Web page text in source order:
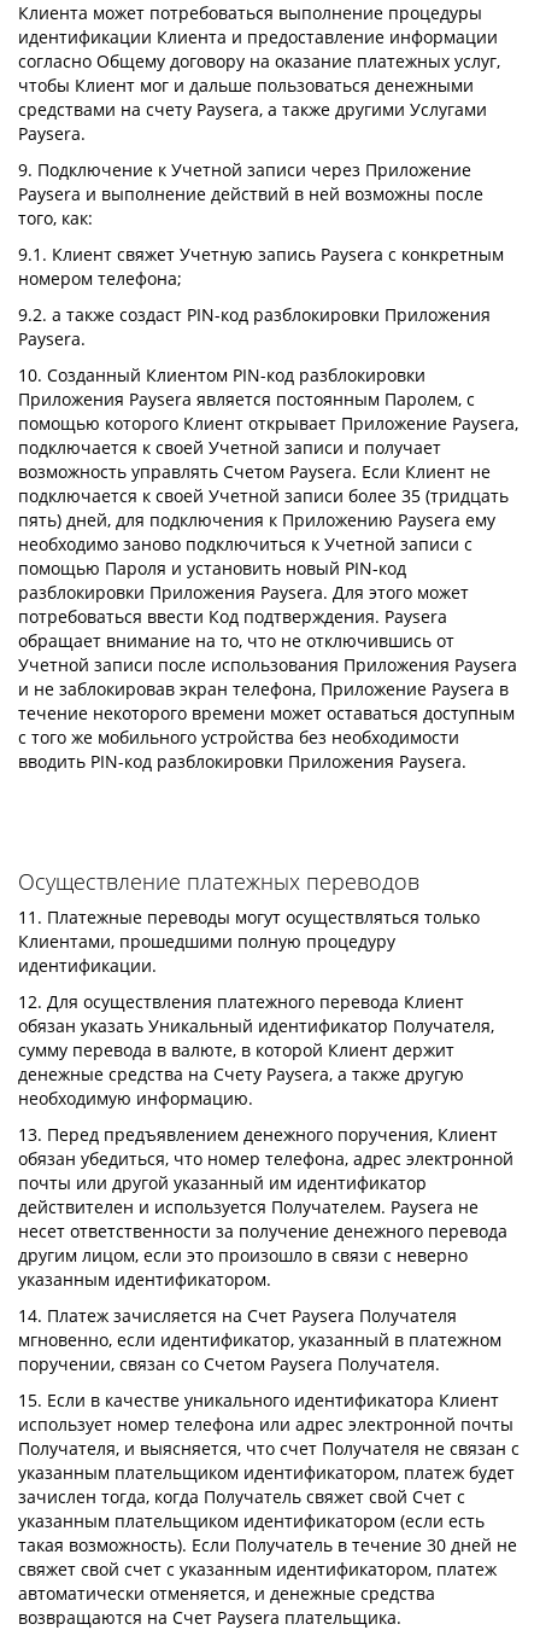
Клиента может потребоваться выполнение процедуры
идентификации Клиента и предоставление информации
согласно Общему договору на оказание платежных услуг,
чтобы Клиент мог и дальше пользоваться денежными
средствами на счету Paysera, а также другими Услугами
Paysera.
9. Подключение к Учетной записи через Приложение
Paysera и выполнение действий в ней возможны после
того, как:
9.1. Клиент свяжет Учетную запись Paysera с конкретным
номером телефона;
9.2. а также создаст PIN-код разблокировки Приложения
Paysera.
10. Созданный Клиентом PIN-код разблокировки
Приложения Paysera является постоянным Паролем, с
помощью которого Клиент открывает Приложение Paysera,
подключается к своей Учетной записи и получает
возможность управлять Счетом Paysera. Если Клиент не
подключается к своей Учетной записи более 35 (тридцать
пять) дней, для подключения к Приложению Paysera ему
необходимо заново подключиться к Учетной записи с
помощью Пароля и установить новый PIN-код
разблокировки Приложения Paysera. Для этого может
потребоваться ввести Код подтверждения. Paysera
обращает внимание на то, что не отключившись от
Учетной записи после использования Приложения Paysera
и не заблокировав экран телефона, Приложение Paysera в
течение некоторого времени может оставаться доступным
с того же мобильного устройства без необходимости
вводить PIN-код разблокировки Приложения Paysera.
Осуществление платежных переводов
11. Платежные переводы могут осуществляться только
Клиентами, прошедшими полную процедуру
идентификации.
12. Для осуществления платежного перевода Клиент
обязан указать Уникальный идентификатор Получателя,
сумму перевода в валюте, в которой Клиент держит
денежные средства на Счету Paysera, а также другую
необходимую информацию.
13. Перед предъявлением денежного поручения, Клиент
обязан убедиться, что номер телефона, адрес электронной
почты или другой указанный им идентификатор
действителен и используется Получателем. Paysera не
несет ответственности за получение денежного перевода
другим лицом, если это произошло в связи с неверно
указанным идентификатором.
14. Платеж зачисляется на Счет Paysera Получателя
мгновенно, если идентификатор, указанный в платежном
поручении, связан со Счетом Paysera Получателя.
15. Если в качестве уникального идентификатора Клиент
использует номер телефона или адрес электронной почты
Получателя, и выясняется, что счет Получателя не связан с
указанным плательщиком идентификатором, платеж будет
зачислен тогда, когда Получатель свяжет свой Счет с
указанным плательщиком идентификатором (если есть
такая возможность). Если Получатель в течение 30 дней не
свяжет свой счет с указанным идентификатором, платеж
автоматически отменяется, и денежные средства
возвращаются на Счет Paysera плательщика.